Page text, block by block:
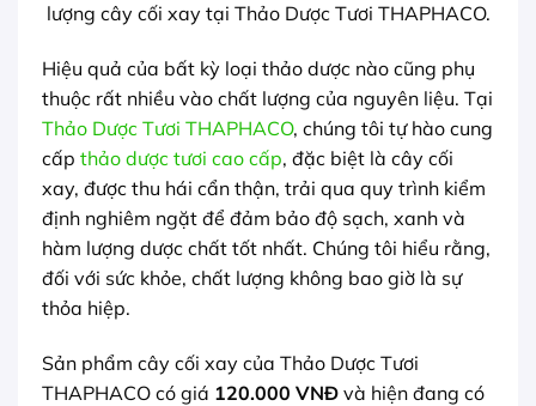
lượng cây cối xay tại Thảo Dược Tươi THAPHACO.
Hiệu quả của bất kỳ loại thảo dược nào cũng phụ
thuộc rất nhiều vào chất lượng của nguyên liệu. Tại
Thảo Dược Tươi THAPHACO, chúng tôi tự hào cung
cấp thảo dược tươi cao cấp, đặc biệt là cây cối
xay, được thu hái cẩn thận, trải qua quy trình kiểm
định nghiêm ngặt để đảm bảo độ sạch, xanh và
hàm lượng dược chất tốt nhất. Chúng tôi hiểu rằng,
đối với sức khỏe, chất lượng không bao giờ là sự
thỏa hiệp.
Sản phẩm cây cối xay của Thảo Dược Tươi
THAPHACO có giá 120.000 VNĐ và hiện đang có